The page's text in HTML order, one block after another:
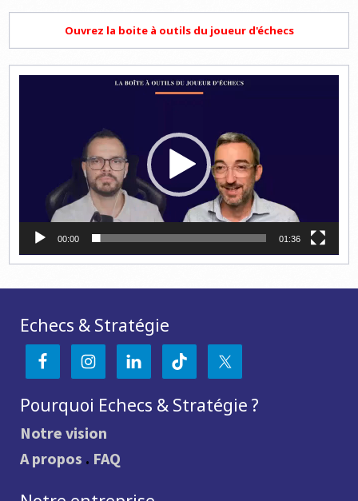
Ouvrez la boite à outils du joueur d'échecs
00:00 01:36
Echecs & Stratégie
Pourquoi Echecs & Stratégie ?
Notre vision
A propos . FAQ